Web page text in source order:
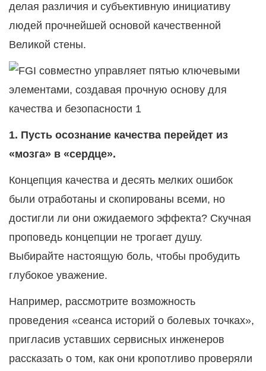
делая различия и субъективную инициативу
людей прочнейшей основой качественной
Великой стены.
1. Пусть осознание качества перейдет из
«мозга» в «сердце».
Концепция качества и десять мелких ошибок
были отработаны и скопированы всеми, но
достигли ли они ожидаемого эффекта? Скучная
проповедь концепции не трогает душу.
Выбирайте настоящую боль, чтобы пробудить
глубокое уважение.
Например, рассмотрите возможность
проведения «сеанса историй о болевых точках»,
пригласив уставших сервисных инженеров
рассказать о том, как они кропотливо проверяли